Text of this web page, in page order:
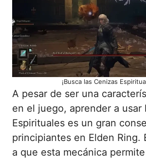
¡Busca las Cenizas
A pesar de ser una
en el juego, aprender a usar
Espirituales es un gran
principiantes en Elden Ring.
a que esta mecánica